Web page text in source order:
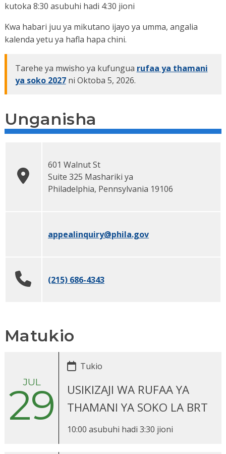
kutoka 8:30 asubuhi hadi 4:30 jioni
Kwa habari juu ya mikutano ijayo ya umma, angalia
kalenda yetu ya hafla hapa chini.
Tarehe ya mwisho ya kufungua rufaa ya thamani
ya soko 2027ni Oktoba 5, 2026.
Unganisha
601 Walnut St
Suite 325 Mashariki ya
Philadelphia, Pennsylvania 19106
appealinquiry@phila.gov
(215) 686-4343
Matukio
JUL
29
Tukio
USIKIZAJI WA RUFAA YA
THAMANI YA SOKO LA BRT
10:00 asubuhi hadi3:30 jioni